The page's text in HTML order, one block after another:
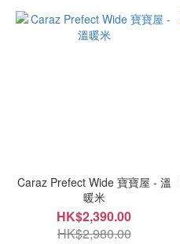
Caraz Prefect Wide 寶寶屋 - 溫
暖米
HK$2,390.00
HK$2,980.00